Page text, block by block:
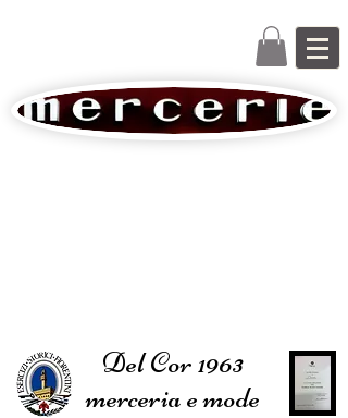
Del Cor 1963
merceria e mode